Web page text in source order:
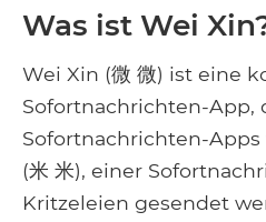
Was ist Wei
Wei Xin (微 微) ist eine
Sofortnachrichten-App,
Sofortnachrichten-Apps
(米 米), einer
Kritzeleien gesendet